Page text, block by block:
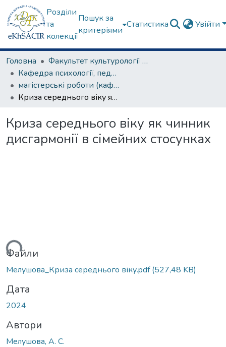
Розділи
та
колекції
Пошук за
критеріями
Статистика Увійти
Головна
Факультет культурології та соціальних комунікацій
Кафедра психології, педагогіки та філології
магістерські роботи (кафедра психології, педагогіки та філології)
Криза середнього віку як чинник дисгармонії в сімейних стосунках
Криза середнього віку як чинник
дисгармонії в сімейних стосунках
Файли
Мелушова_Криза середнього віку.pdf(527,48 KB)
Дата
2024
Автори
Мелушова, А. С.